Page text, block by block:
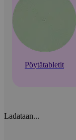
Pöytätabletit
Ladataan...